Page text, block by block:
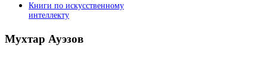
Книги по искусственному
интеллекту
Мухтар Ауэзов